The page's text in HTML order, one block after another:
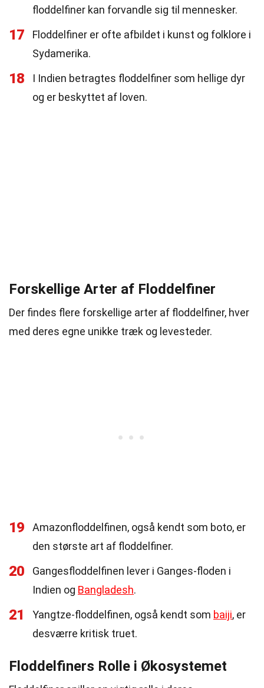
floddelfiner kan forvandle sig til mennesker.
17
Floddelfiner er ofte afbildet i kunst og folklore i
Sydamerika.
18
I Indien betragtes floddelfiner som hellige dyr
og er beskyttet af loven.
Forskellige Arter af Floddelfiner
Der findes flere forskellige arter af floddelfiner, hver
med deres egne unikke træk og levesteder.
19
Amazonfloddelfinen, også kendt som boto, er
den største art af floddelfiner.
20
Gangesfloddelfinen lever i Ganges-floden i
Indien og Bangladesh.
21 Yangtze-floddelfinen, også kendt som baiji, er
desværre kritisk truet.
Floddelfiners Rolle i Økosystemet